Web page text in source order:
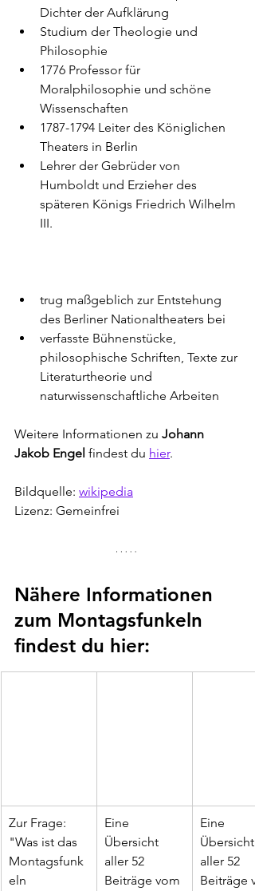
Dichter der Aufklärung
Studium der Theologie und
Philosophie
1776 Professor für
Moralphilosophie und schöne
Wissenschaften
1787-1794 Leiter des Königlichen
Theaters in Berlin
Lehrer der Gebrüder von
Humboldt und Erzieher des
späteren Königs Friedrich Wilhelm
III.
trug maßgeblich zur Entstehung
des Berliner Nationaltheaters bei
verfasste Bühnenstücke,
philosophische Schriften, Texte zur
Literaturtheorie und
naturwissenschaftliche Arbeiten
Weitere Informationen zu Johann
Jakob Engel findest du hier.
Bildquelle: wikipedia
Lizenz: Gemeinfrei
Nähere Informationen
zum Montagsfunkeln
findest du hier:
Zur Frage:
"Was ist das
Montagsfunk
eln
Eine
Übersicht
aller 52
Beiträge vom
Eine
Übersicht
aller 52
Beiträge